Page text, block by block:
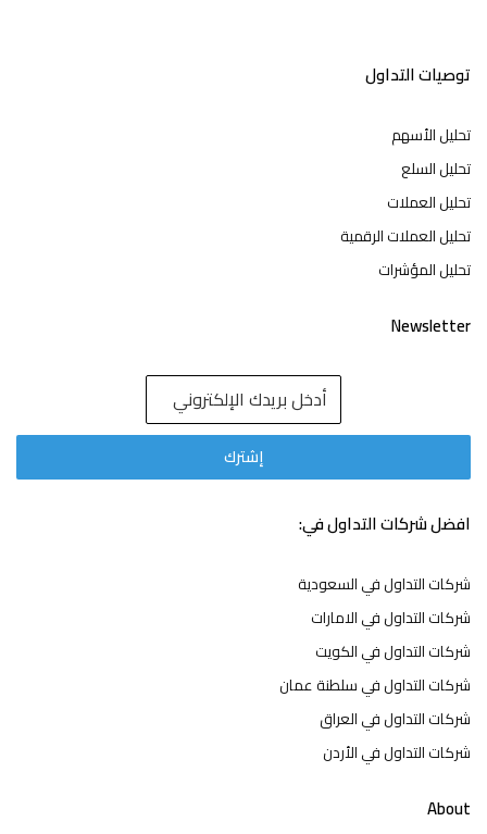
توصيات التداول
تحليل الأسهم
تحليل السلع
تحليل العملات
تحليل العملات الرقمية
تحليل المؤشرات
Newsletter
افضل شركات التداول في:
شركات التداول في السعودية
شركات التداول في الامارات
شركات التداول في الكويت
شركات التداول في سلطنة عمان
شركات التداول في العراق
شركات التداول في الأردن
About